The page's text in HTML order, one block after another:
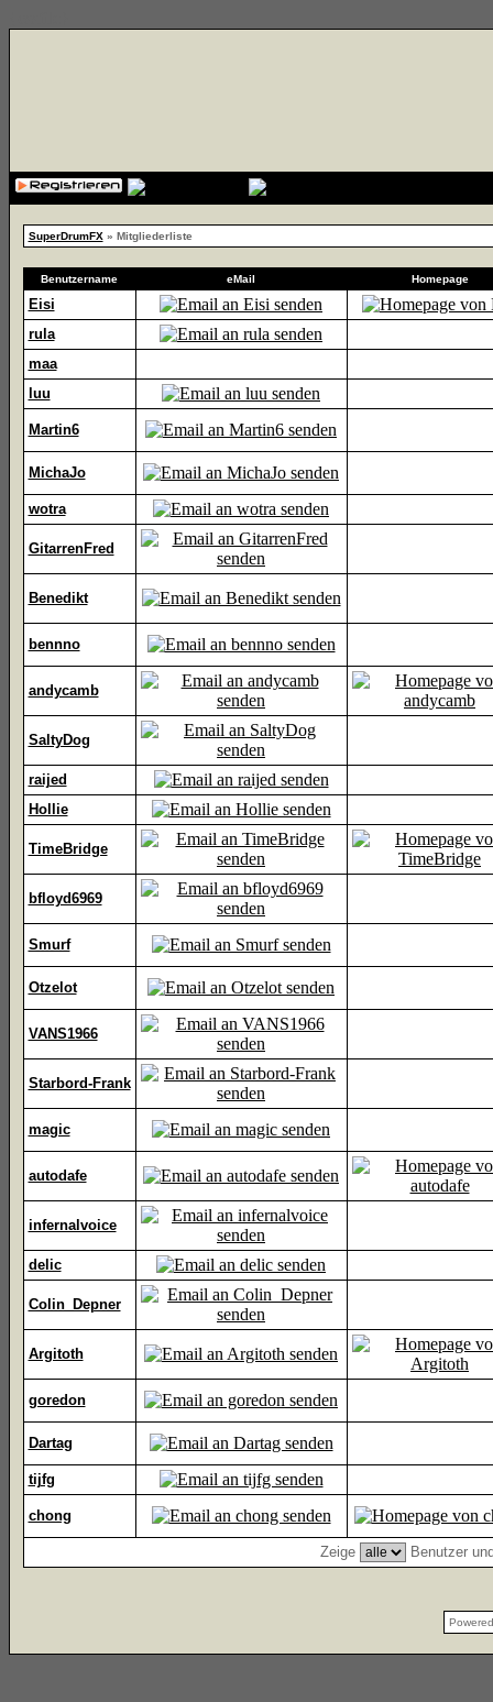
SuperDrumFX» Mitgliederliste
Benutzername eMail Homepage
Eisi
rula
maa
luu
Martin6
MichaJo
wotra
GitarrenFred
Benedikt
bennno
andycamb
SaltyDog
raijed
Hollie
TimeBridge
bfloyd6969
Smurf
Otzelot
VANS1966
Starbord-Frank
magic
autodafe
infernalvoice
delic
Colin_Depner
Argitoth
goredon
Dartag
tijfg
chong
Zeige Benutzer